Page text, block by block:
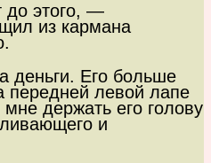
этого, —
из кармана
деньги. Его больше
передней левой лапе
держать его голову
и